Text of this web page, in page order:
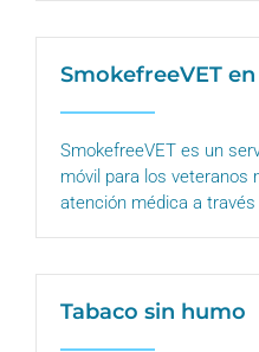
SmokefreeVET
SmokefreeVET es un
móvil para los veteranos
atención médica a través
Tabaco sin humo